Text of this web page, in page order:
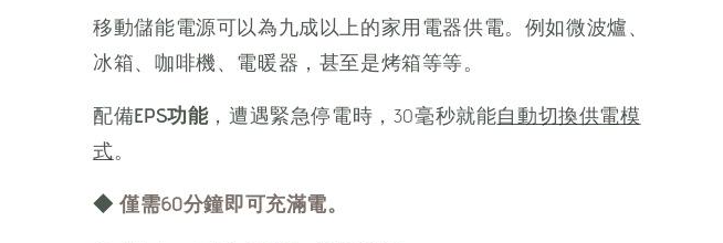
移動儲能電源可以為九成以上的家用電器供電。例如微波爐、
冰箱、咖啡機、電暖器，甚至是烤箱等等。
配備EPS功能，遭遇緊急停電時，30毫秒就能自動切換供電模
式。
◆ 僅需60分鐘即可充滿電。